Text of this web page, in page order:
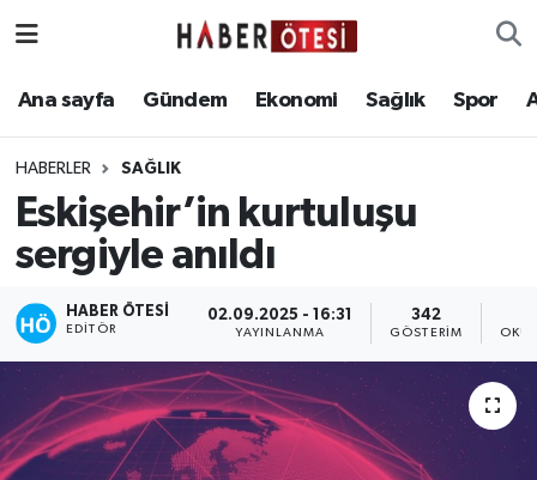
Ana sayfa Gündem Ekonomi Sağlık Spor
HABERLER SAĞLIK
Eskişehir’in kurtuluşu
sergiyle anıldı
HABER ÖTESI
EDITÖR
02.09.2025 - 16:31
YAYINLANMA
342
GÖSTERIM
Ana sayfa
Ekonomi
Sağlık
Spor
Asayiş
Teknoloji
Eskişehir Nöbetçi Eczaneler
Eskişehir Namaz Vakitleri
Eskişehir Trafik Yoğunluk Haritası
Süper Lig Puan Durumu ve Fikstür
Tüm Manşetler
Son Dakika Haberleri